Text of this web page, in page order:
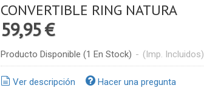
CONVERTIBLE RING NATURA
59,95 €
Producto Disponible (1 En Stock) - (Imp. Incluidos)
Ver descripción Hacer una pregunta